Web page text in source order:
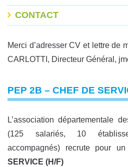
CONTACT
Merci d’adresser CV et lettre de
CARLOTTI, Directeur Général,
PEP 2B – CHEF DE
L’association départementale
(125 salariés, 10
accompagnés) recrute pour
SERVICE (H/F)